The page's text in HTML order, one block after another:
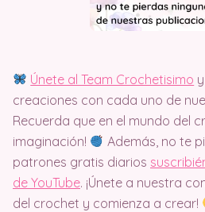
Únete al Team Crochetisimo
creaciones con cada uno de
Recuerda que en el mundo del
imaginación!
Además, no te
patrones gratis diarios
de YouTube. ¡Únete a nuestra
del crochet y comienza a crear!